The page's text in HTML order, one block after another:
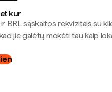
kur
ir BRL sąskaitos rekvizitais su
jie galėtų mokėti tau kaip